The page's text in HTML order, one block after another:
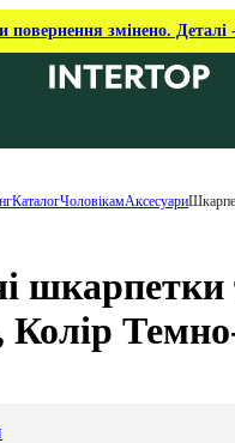
повернення змінено. Деталі
КаталогЧоловікамАксесуари
шкарпетки